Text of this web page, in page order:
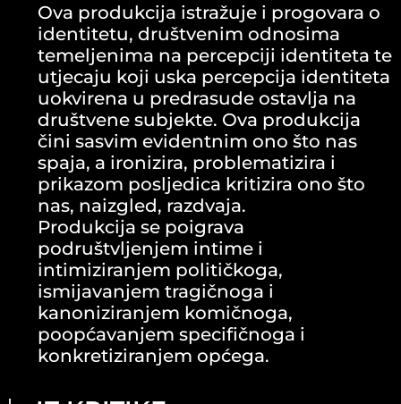
Ova produkcija istražuje i progovara o
identitetu, društvenim odnosima
temeljenima na percepciji identiteta te
utjecaju koji uska percepcija identiteta
uokvirena u predrasude ostavlja na
društvene subjekte. Ova produkcija
čini sasvim evidentnim ono što nas
spaja, a ironizira, problematizira i
prikazom posljedica kritizira ono što
nas, naizgled, razdvaja.
Produkcija se poigrava
podruštvljenjem intime i
intimiziranjem političkoga,
ismijavanjem tragičnoga i
kanoniziranjem komičnoga,
poopćavanjem specifičnoga i
konkretiziranjem općega.